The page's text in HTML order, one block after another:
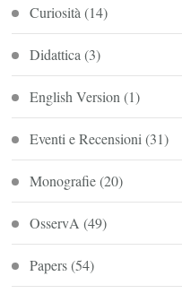
Curiosità (14)
Didattica (3)
English Version (1)
Eventi e Recensioni (31)
Monografie(20)
OsservA (49)
Papers(54)